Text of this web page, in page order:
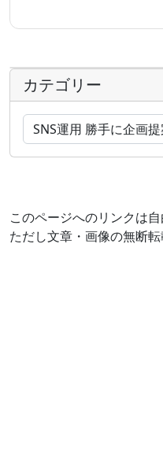
カテゴリー
このページへのリンクは
ただし文章・画像の無断転